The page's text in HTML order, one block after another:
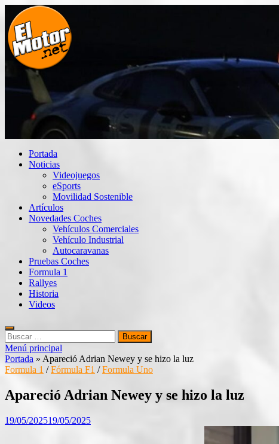
Saltar
contenido
El Motor punto Net
Información sobre novedades y pruebas de Automóviles
Portada
Noticias
Videojuegos
eSports
Movilidad Sostenible
Artículos
Novedades Coches
Vehículos Comerciales
Vehículo Industrial
Autocaravanas
Pruebas Coches
Formula 1
Rallyes
Historia
Videos
Buscar:
Menú principal
Portada » Apareció Adrian Newey y se hizo la luz
Formula 1 /Fórmula F1 /Formula Uno
Apareció Adrian Newey y se hizo la luz
19/05/202519/05/2025